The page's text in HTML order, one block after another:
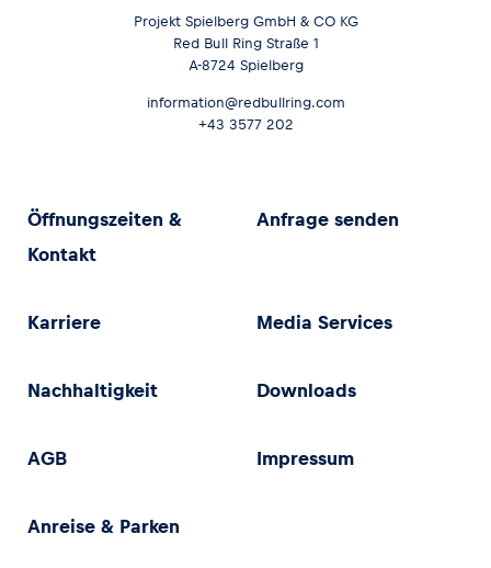
Projekt Spielberg GmbH & CO KG
Red Bull Ring Straße 1
A-8724 Spielberg
information@redbullring.com
+43 3577 202
Öffnungszeiten &
Kontakt
Anfrage senden
Karriere Media Services
Nachhaltigkeit Downloads
AGB Impressum
Anreise & Parken